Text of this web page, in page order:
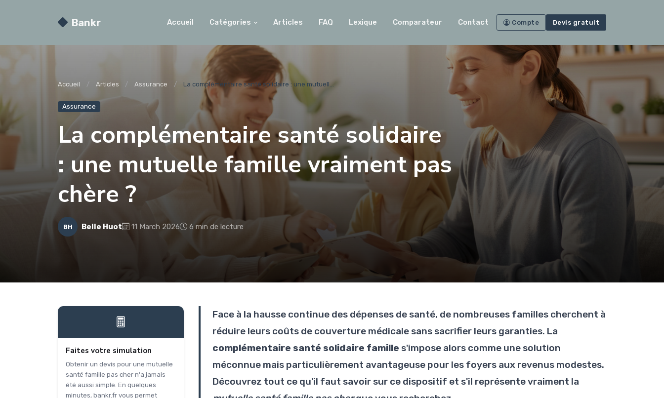
Bankr Accueil Catégories Articles FAQ Lexique Comparateur Contact Compte Devis gratuit
Accueil Articles Assurance La complémentaire santé solidaire : une mutuell...
Assurance
La complémentaire santé solidaire
: une mutuelle famille vraiment pas
chère ?
BH Belle Huot 11 March 2026 6 min de lecture
Faites votre simulation
Obtenir un devis pour une mutuelle
santé famille pas cher n'a jamais
été aussi simple. En quelques
minutes, bankr.fr vous permet
Face à la hausse continue des dépenses de santé, de nombreuses familles cherchent à
réduire leurs coûts de couverture médicale sans sacrifier leurs garanties. La
complémentaire santé solidaire famille s'impose alors comme une solution
méconnue mais particulièrement avantageuse pour les foyers aux revenus modestes.
Découvrez tout ce qu'il faut savoir sur ce dispositif et s'il représente vraiment la